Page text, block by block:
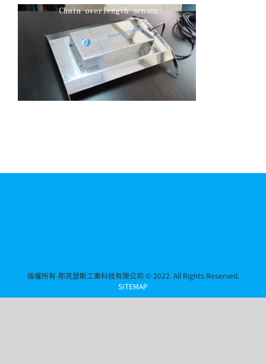
版權所有-那克瑟斯工業科技有限公司 © 2022. All Rights Reserved.
SITEMAP